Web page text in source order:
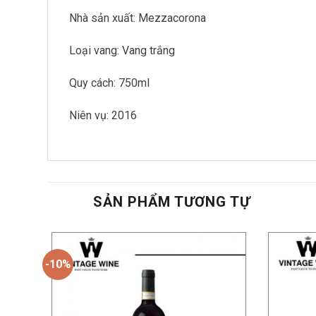
Nhà sản xuất: Mezzacorona
Loại vang: Vang trắng
Quy cách: 750ml
Niên vụ: 2016
SẢN PHẨM TƯƠNG TỰ
-10%